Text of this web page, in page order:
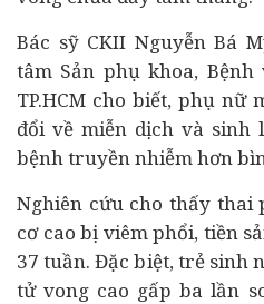
Bác sỹ CKII Nguyễn Bá
tâm Sản phụ khoa,
TP.HCM cho biết, phụ nữ
đổi về miễn dịch và sinh
bệnh truyền nhiễm hơn
Nghiên cứu cho thấy thai
cơ cao bị viêm phổi, tiền
37 tuần. Đặc biệt, trẻ sinh
tử vong cao gấp ba lần